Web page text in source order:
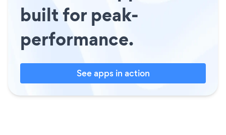
built for peak-
performance.
See apps in action